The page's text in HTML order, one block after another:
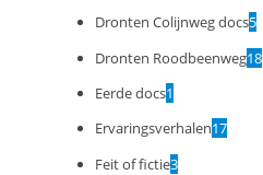
Dronten Colijnweg docs5
Dronten Roodbeenweg18
Eerde docs1
Ervaringsverhalen17
Feit of fictie3